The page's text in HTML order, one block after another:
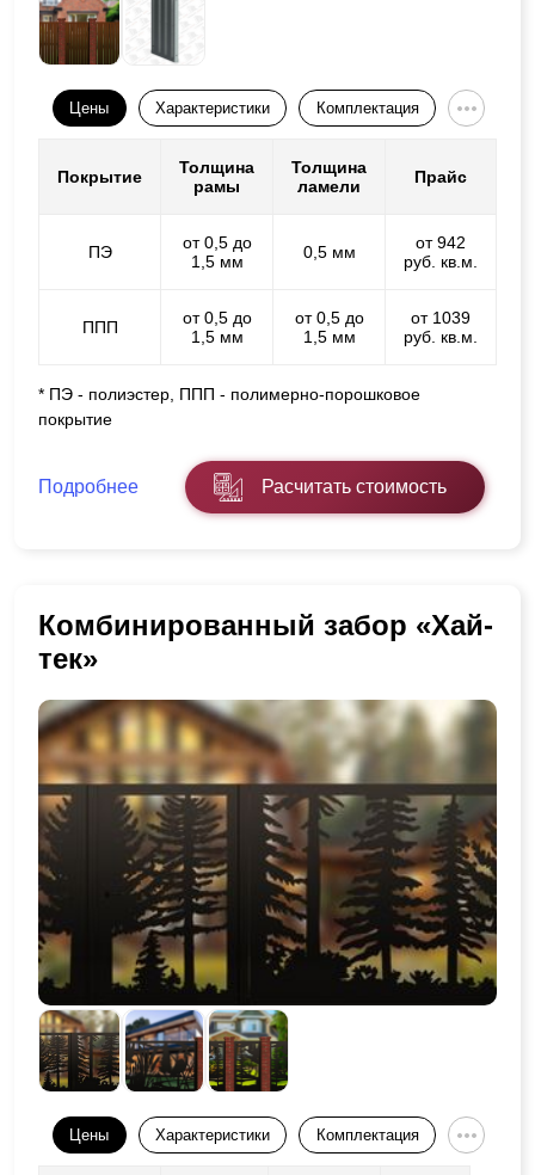
Цены Характеристики Комплектация
Покрытие
Толщина
рамы
Толщина
ламели
Прайс
ПЭ
от 0,5 до
1,5 мм
0,5 мм
от 942
руб. кв.м.
ППП
от 0,5 до
1,5 мм
от 0,5 до
1,5 мм
от 1039
руб. кв.м.
* ПЭ - полиэстер, ППП - полимерно-порошковое
покрытие
Подробнее Расчитать стоимость
Комбинированный забор «Хай-
тек»
Цены Характеристики Комплектация